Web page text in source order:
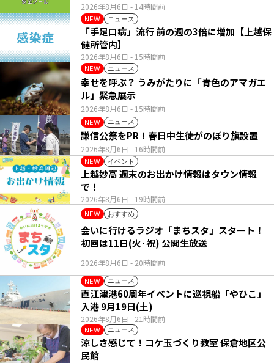
2026年8月6日 - 14時間前
NEW ニュース
2026年8月6日 - 15時間前
「手足口病」流行 前の週の3倍に増加【上越保
健所管内】
NEW ニュース
2026年8月6日 - 15時間前
幸せを呼ぶ？ うみがたりに「青色のアマガエ
ル」緊急展示
NEW ニュース
2026年8月6日 - 16時間前
謙信公祭をPR！春日中生徒がのぼり旗設置
NEW イベント
2026年8月6日 - 19時間前
上越妙高 週末のお出かけ情報はタウン情報
で！
NEW おすすめ
2026年8月6日 - 20時間前
会いに行けるラジオ「まちスタ」スタート！
初回は11日(火･祝) 公開生放送
NEW ニュース
2026年8月6日 - 21時間前
直江津港60周年イベントに巡視船「やひこ」
入港 9月19日(土)
NEW ニュース
涼しさ感じて！コケ玉づくり教室 保倉地区公
民館